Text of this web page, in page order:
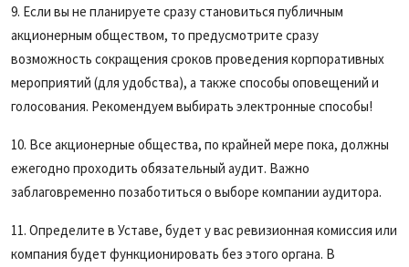
9. Если вы не планируете сразу становиться публичным
акционерным обществом, то предусмотрите сразу
возможность сокращения сроков проведения корпоративных
мероприятий (для удобства), а также способы оповещений и
голосования. Рекомендуем выбирать электронные способы!
10. Все акционерные общества, по крайней мере пока, должны
ежегодно проходить обязательный аудит. Важно
заблаговременно позаботиться о выборе компании аудитора.
11. Определите в Уставе, будет у вас ревизионная комиссия или
компания будет функционировать без этого органа. В